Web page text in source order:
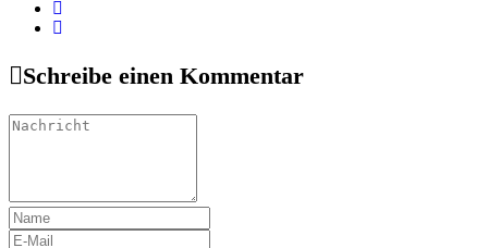
Schreibe einen Kommentar